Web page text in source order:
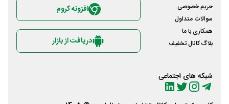
حریم خصوصی
سوالات متداول
همکاری با ما
بلاگ کانال تخفیف
شبکه های اجتماعی
افزونه کروم
دریافت از بازار